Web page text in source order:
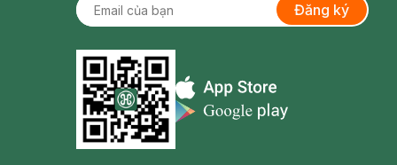
Đăng ký
Appstore icon